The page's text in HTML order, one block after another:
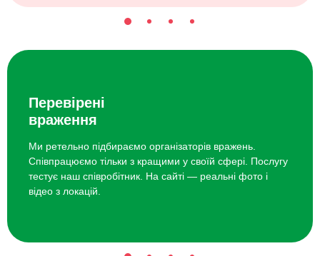
Перевірені
враження
Ми ретельно підбираємо організаторів вражень.
Співпрацюємо тільки з кращими у своїй сфері. Послугу
тестує наш співробітник. На сайті — реальні фото і
відео з локацій.